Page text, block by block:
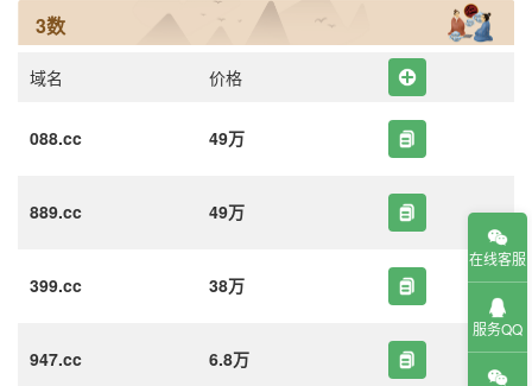
3数
域名 价格
088.cc 49万
889.cc 49万
399.cc 38万
947.cc 6.8万
在线客服
服务QQ